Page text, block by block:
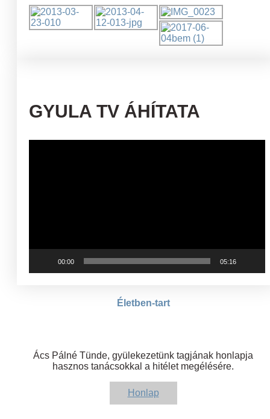
GYULA TV ÁHÍTATA
00:00 05:16
Életben-tart
Ács Pálné Tünde, gyülekezetünk tagjának honlapja
hasznos tanácsokkal a hitélet megélésére.
Honlap